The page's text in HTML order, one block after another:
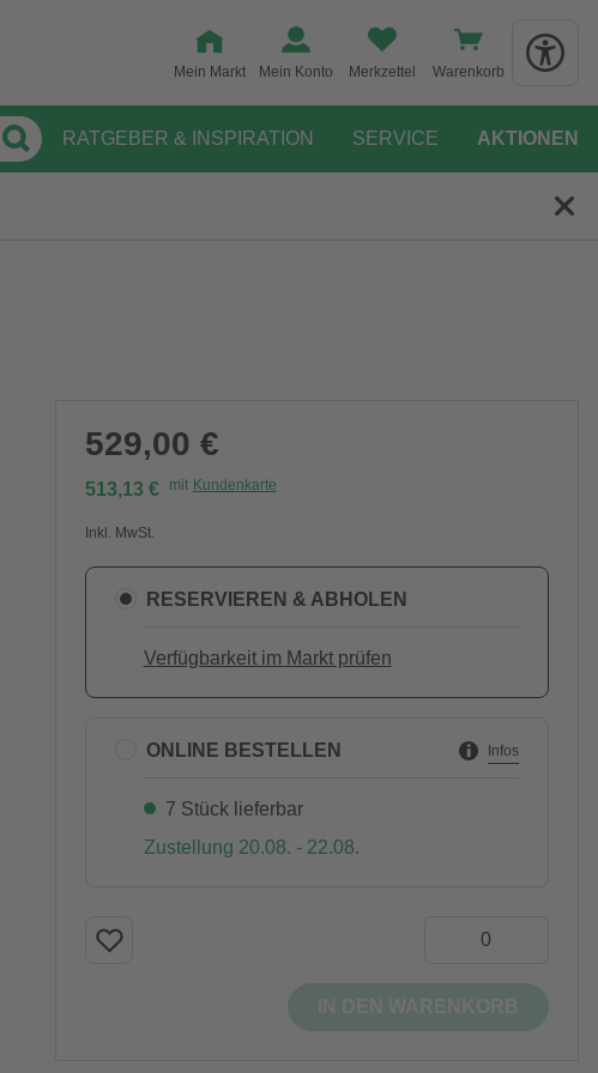
Mein Markt Mein Konto Merkzettel Warenkorb
RATGEBER & INSPIRATION SERVICE AKTIONEN
529,00 €
513,13 € mit Kundenkarte
Inkl. MwSt.
RESERVIEREN & ABHOLEN
Verfügbarkeit im Markt prüfen
ONLINE BESTELLEN Infos
7 Stück lieferbar
Zustellung 20.08. - 22.08.